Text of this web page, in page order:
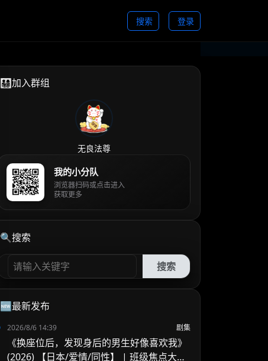
搜索 登录
👨‍👩‍👧‍👦加入群组
无良法尊
我的小分队
浏览器扫码或点击进入
获取更多
🔍搜索
搜索
🆕最新发布
2026/8/6 14:39 剧集
《换座位后，发现身后的男生好像喜欢我》
(2026) 【日本/爱情/同性】 | 班级焦点大帅